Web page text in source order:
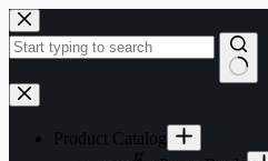
Skip
to
content
No
results
Product Catalog